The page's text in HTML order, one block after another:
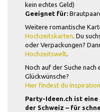
kein echtes Geld)
Geeignet für:
Weitere romantische
Hochzeitskarten. Du
oder Verpackungen?
Hochzeitswelt.
Noch auf der Suche nach
Glückwünsche?
Hier findest du
Party-Ideen.ch ist
der Schweiz – für